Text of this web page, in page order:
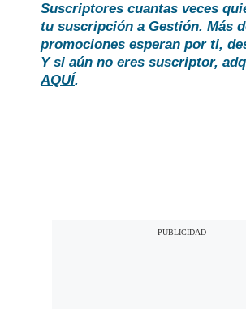
Suscriptores cuantas veces
tu suscripción a Gestión. Más
promociones esperan por ti,
Y si aún no eres suscriptor,
AQUÍ.